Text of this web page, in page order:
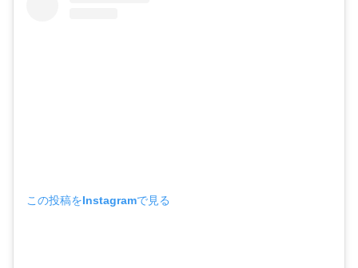
この投稿をInstagramで見る